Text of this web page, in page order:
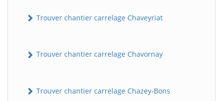
Trouver chantier carrelage Chaveyriat
Trouver chantier carrelage Chavornay
Trouver chantier carrelage Chazey-Bons